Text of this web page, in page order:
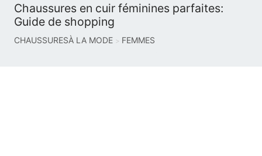
Chaussures en cuir féminines parfaites:
Guide de shopping
CHAUSSURESÀ LA MODE FEMMES